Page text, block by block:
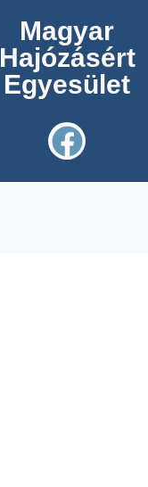
Magyar
Hajózásért
Egyesület